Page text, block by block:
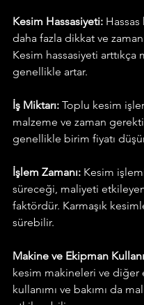
Kesim Hassasiyeti: Hassas
daha fazla dikkat ve
Kesim hassasiyeti arttıkça
genellikle artar.
İş Miktarı: Toplu kesim
malzeme ve zaman
genellikle birim fiyatı
İşlem Zamanı: Kesim
süreceği, maliyeti
faktördür. Karmaşık
sürebilir.
Makine ve Ekipman
kesim makineleri ve diğer
kullanımı ve bakımı da